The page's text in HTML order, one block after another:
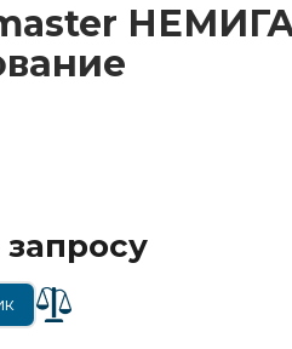
НЕМИГА